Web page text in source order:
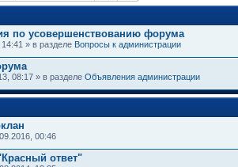
по усовершенствованию форума
» в разделе Вопросы к администрации
08:17 » в разделе Объявления администрации
00:46
ответ"